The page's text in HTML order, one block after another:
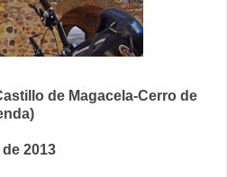
de Magacela-Cerro de
2013